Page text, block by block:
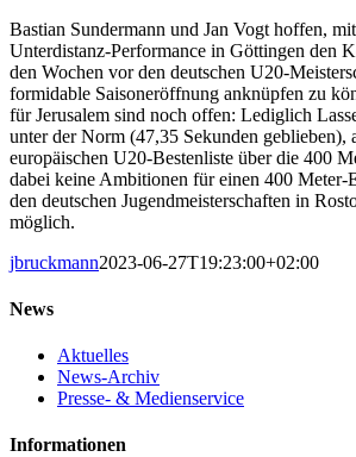
Bastian Sundermann und Jan Vogt hoffen,
Unterdistanz-Performance in Göttingen den
den Wochen vor den deutschen U20-
formidable Saisoneröffnung anknüpfen zu
für Jerusalem sind noch offen: Lediglich
unter der Norm (47,35 Sekunden geblieben),
europäischen U20-Bestenliste über die 400
dabei keine Ambitionen für einen 400 Meter-
den deutschen Jugendmeisterschaften in
möglich.
jbruckmann2023-06-27T19:23:00+02:00
News
Aktuelles
News-Archiv
Presse- & Medienservice
Informationen